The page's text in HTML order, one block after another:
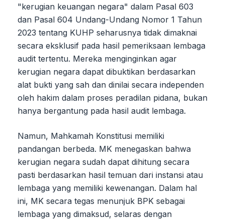
"kerugian keuangan negara" dalam Pasal 603
dan Pasal 604 Undang-Undang Nomor 1 Tahun
2023 tentang KUHP seharusnya tidak dimaknai
secara eksklusif pada hasil pemeriksaan lembaga
audit tertentu. Mereka menginginkan agar
kerugian negara dapat dibuktikan berdasarkan
alat bukti yang sah dan dinilai secara independen
oleh hakim dalam proses peradilan pidana, bukan
hanya bergantung pada hasil audit lembaga.
Namun, Mahkamah Konstitusi memiliki
pandangan berbeda. MK menegaskan bahwa
kerugian negara sudah dapat dihitung secara
pasti berdasarkan hasil temuan dari instansi atau
lembaga yang memiliki kewenangan. Dalam hal
ini, MK secara tegas menunjuk BPK sebagai
lembaga yang dimaksud, selaras dengan